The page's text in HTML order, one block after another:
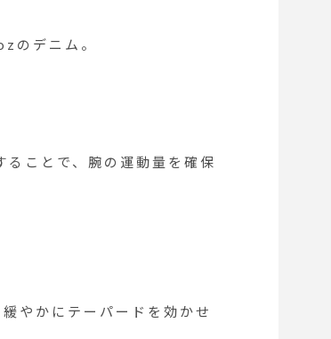
のデニム。
ことで、腕の運動量を確保
やかにテーパードを効かせ